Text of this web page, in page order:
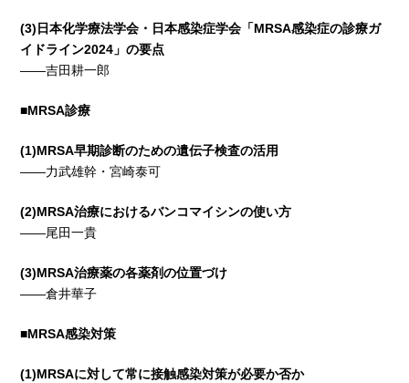
(3) 日本化学療法学会・日本感染症学会「MRSA感染症の診療ガ
イドライン2024」の要点
――吉田耕一郎
■MRSA診療
(1)MRSA早期診断のための遺伝子検査の活用
――力武雄幹・宮崎泰可
(2)MRSA治療におけるバンコマイシンの使い方
――尾田一貴
(3)MRSA治療薬の各薬剤の位置づけ
――倉井華子
■MRSA感染対策
(1)MRSAに対して常に接触感染対策が必要か否か